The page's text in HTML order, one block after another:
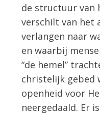
de structuur van
verschilt van het
verlangen naar
en waarbij
“de hemel”
christelijk gebed
openheid voor
neergedaald. Er